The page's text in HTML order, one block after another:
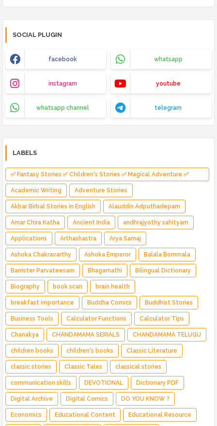
SOCIAL PLUGIN
facebook whatsapp
instagram youtube
whatsapp channel telegram
LABELS
✅ Fantasy Stories ✅ Children's Stories ✅ Magical Adventure ✅
Indian Fantasy ✅ Enchanted Kingdom ✅ Heroic Quest ✅ Fairy Tale
Academic Writing Adventure Stories
Akbar Birbal Stories in English Alauddin Adputhadepam
Amar Chira Katha Ancient India andhrajyothy sahityam
Applications Arthashastra Arya Samaj
Ashoka Chakravarthy Ashoka Emperor Balala Bommala
Barrister Parvateesam Bhagamathi Bilingual Dictionary
Biography book scan brain health
breakfast importance Buddha Comics Buddhist Stories
Business Tools Calculator Functions Calculator Tips
Chanakya CHANDAMAMA SERIALS CHANDAMAMA TELUGU
children books children's books Classic Literature
classic stories Classic Tales classical stories
communication skills DEVOTIONAL Dictionary PDF
Digital Archive Digital Comics DO YOU KNOW ?
Economics Educational Content Educational Resource